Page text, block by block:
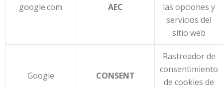
google.com AEC
las opciones y
servicios del
sitio web
Google CONSENT
Rastreador de
consentimiento
de cookies de